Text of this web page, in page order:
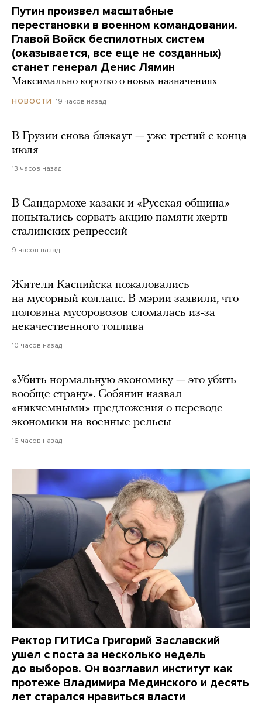
Путин произвел масштабные
перестановки в военном командовании.
Главой Войск беспилотных систем
(оказывается, все еще не созданных)
станет генерал Денис Лямин
Максимально коротко о новых назначениях
НОВОСТИ 19 часов назад
В Грузии снова блэкаут — уже третий с конца
июля
13 часов назад
В Сандармохе казаки и «Русская община»
попытались сорвать акцию памяти жертв
сталинских репрессий
9 часов назад
Жители Каспийска пожаловались
на мусорный коллапс. В мэрии заявили, что
половина мусоровозов сломалась из-за
некачественного топлива
10 часов назад
«Убить нормальную экономику — это убить
вообще страну». Собянин назвал
«никчемными» предложения о переводе
экономики на военные рельсы
16 часов назад
Ректор ГИТИСа Григорий Заславский
ушел с поста за несколько недель
до выборов. Он возглавил институт как
протеже Владимира Мединского и десять
лет старался нравиться власти